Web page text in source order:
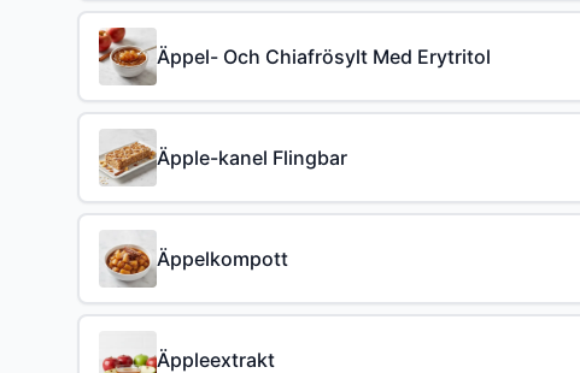
Äppel- Och Chiafrösylt Med Erytritol
Äpple-kanel Flingbar
Äppelkompott
Äppleextrakt